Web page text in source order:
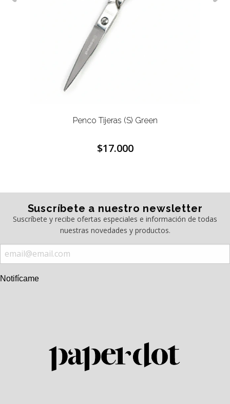
Penco Tijeras (S) Green
$17.000
Suscríbete a nuestro newsletter
Suscríbete y recibe ofertas especiales e información de todas
nuestras novedades y productos.
Notifícame